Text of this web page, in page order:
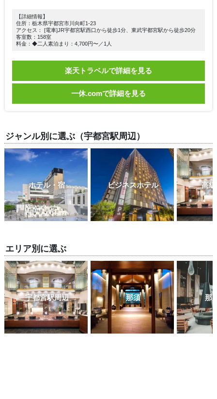
【詳細情報】
住所：栃木県宇都宮市川向町1-23
アクセス： [電車]JR宇都宮駅西口から徒歩1分、東武宇都宮駅から徒歩20分
客室数：158室
料金：◆二人素泊まり：4,700円〜／1人
楽天トラベルで詳細を見る
一休.comで詳細を見る
ジャンル別に選ぶ（宇都宮駅周辺）
ホテル・宿 ビジネスホテル 高
エリア別に選ぶ
宇都宮駅周辺 那須 那